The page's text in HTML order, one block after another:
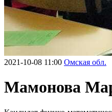
2021-10-08 11:00 Омская обл.
Мамонова